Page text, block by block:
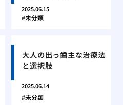
2025.06.15
未分類
大人の出っ歯主な治療法
と選択肢
2025.06.14
未分類